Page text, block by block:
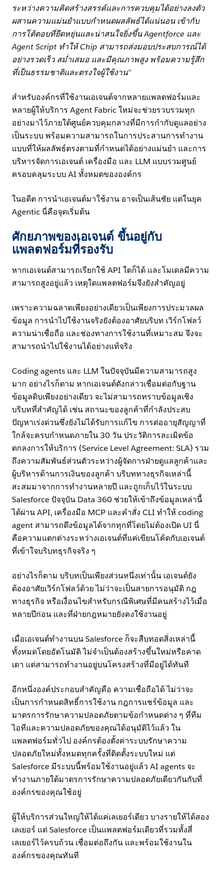
ระหว่างความคิดสร้างสรรค์และการควบคุมได้อย่างลงตัว
ผสานความแม่นยำแบบกำหนดผลลัพธ์ได้แน่นอน เข้ากับ
การโต้ตอบที่ยืดหยุ่นและน่าสนใจยิ่งขึ้น Agentforce และ
Agent Script ทำให้ Chip สามารถส่งมอบประสบการณ์ได้
อย่างรวดเร็ว สม่ำเสมอ และมีคุณภาพสูง พร้อมความรู้สึก
ที่เป็นธรรมชาติและตรงใจผู้ใช้งาน”
สำหรับองค์กรที่ใช้งานเอเจนต์จากหลายแพลตฟอร์มและ
หลายผู้ให้บริการ Agent Fabric ใหม่จะช่วยรวบรวมทุก
อย่างมาไว้ภายใต้ศูนย์ควบคุมกลางที่มีการกำกับดูแลอย่าง
เป็นระบบ พร้อมความสามารถในการประสานการทำงาน
แบบที่ให้ผลลัพธ์ตรงตามที่กำหนดได้อย่างแม่นยำ และการ
บริหารจัดการเอเจนต์ เครื่องมือ และ LLM แบบรวมศูนย์
ครอบคลุมระบบ AI ทั้งหมดขององค์กร
ในอดีต การนำเอเจนต์มาใช้งาน อาจเป็นเส้นชัย แต่ในยุค
Agentic นี่คือจุดเริ่มต้น
ศักยภาพของเอเจนต์ ขึ้นอยู่กับ
แพลตฟอร์มที่รองรับ
หากเอเจนต์สามารถเรียกใช้ API ใดก็ได้ และโมเดลมีความ
สามารถสูงอยู่แล้ว เหตุใดแพลตฟอร์มจึงยังสำคัญอยู่
เพราะความฉลาดเพียงอย่างเดียวเป็นเพียงการประมวลผล
ข้อมูล การนำไปใช้งานจริงยังต้องอาศัยบริบท เวิร์กโฟลว์
ความน่าเชื่อถือ และช่องทางการใช้งานที่เหมาะสม จึงจะ
สามารถนำไปใช้งานได้อย่างแท้จริง
Coding agents และ LLM ในปัจจุบันมีความสามารถสูง
มาก อย่างไรก็ตาม หากเอเจนต์ดังกล่าวเชื่อมต่อกับฐาน
ข้อมูลดิบเพียงอย่างเดียว จะไม่สามารถทราบข้อมูลเชิง
บริบทที่สำคัญได้ เช่น สถานะของลูกค้าที่กำลังประสบ
ปัญหาเร่งด่วนซึ่งยังไม่ได้รับการแก้ไข การต่ออายุสัญญาที่
ใกล้จะครบกำหนดภายใน 30 วัน ประวัติการละเมิดข้อ
ตกลงการให้บริการ (Service Level Agreement: SLA) รวม
ถึงความสัมพันธ์ส่วนตัวระหว่างผู้จัดการฝ่ายดูแลลูกค้าและ
ผู้บริหารด้านการเงินของลูกค้า บริบททางธุรกิจเหล่านี้
สะสมมาจากการทำงานหลายปี และถูกเก็บไว้ในระบบ
Salesforce ปัจจุบัน Data 360 ช่วยให้เข้าถึงข้อมูลเหล่านี้
ได้ผ่าน API, เครื่องมือ MCP และคำสั่ง CLI ทำให้ coding
agent สามารถดึงข้อมูลได้จากทุกที่โดยไม่ต้องเปิด UI นี่
คือความแตกต่างระหว่างเอเจนต์ที่แค่เขียนโค้ดกับเอเจนต์
ที่เข้าใจบริบทธุรกิจจริง ๆ
อย่างไรก็ตาม บริบทเป็นเพียงส่วนหนึ่งเท่านั้น เอเจนต์ยัง
ต้องอาศัยเวิร์กโฟลว์ด้วย ไม่ว่าจะเป็นสายการอนุมัติ กฎ
ทางธุรกิจ หรือเงื่อนไขสำหรับกรณีพิเศษที่มีคนสร้างไว้เมื่อ
หลายปีก่อน และที่ฝ่ายกฎหมายยังคงใช้งานอยู่
เมื่อเอเจนต์ทำงานบน Salesforce ก็จะสืบทอดสิ่งเหล่านี้
ทั้งหมดโดยอัตโนมัติ ไม่จำเป็นต้องสร้างขึ้นใหม่หรือคาด
เดา แต่สามารถทำงานอยู่บนโครงสร้างที่มีอยู่ได้ทันที
อีกหนึ่งองค์ประกอบสำคัญคือ ความเชื่อถือได้ ไม่ว่าจะ
เป็นการกำหนดสิทธิ์การใช้งาน กฎการแชร์ข้อมูล และ
มาตรการรักษาความปลอดภัยตามข้อกำหนดต่าง ๆ ที่ทีม
ไอทีและความปลอดภัยของคุณได้อนุมัติไว้แล้ว ใน
แพลตฟอร์มทั่วไป องค์กรต้องตั้งค่าระบบรักษาความ
ปลอดภัยใหม่ทั้งหมดทุกครั้งที่ติดตั้งระบบใหม่ แต่
Salesforce มีระบบนี้พร้อมใช้งานอยู่แล้ว AI agents จะ
ทำงานภายใต้มาตรการรักษาความปลอดภัยเดียวกันกับที่
องค์กรของคุณใช้อยู่
ผู้ให้บริการส่วนใหญ่ให้ได้แค่เลเยอร์เดียว บางรายให้ได้สอง
เลเยอร์ แต่ Salesforce เป็นแพลตฟอร์มเดียวที่รวมทั้งสี่
เลเยอร์ไว้ครบถ้วน เชื่อมต่อถึงกัน และพร้อมใช้งานใน
องค์กรของคุณทันที